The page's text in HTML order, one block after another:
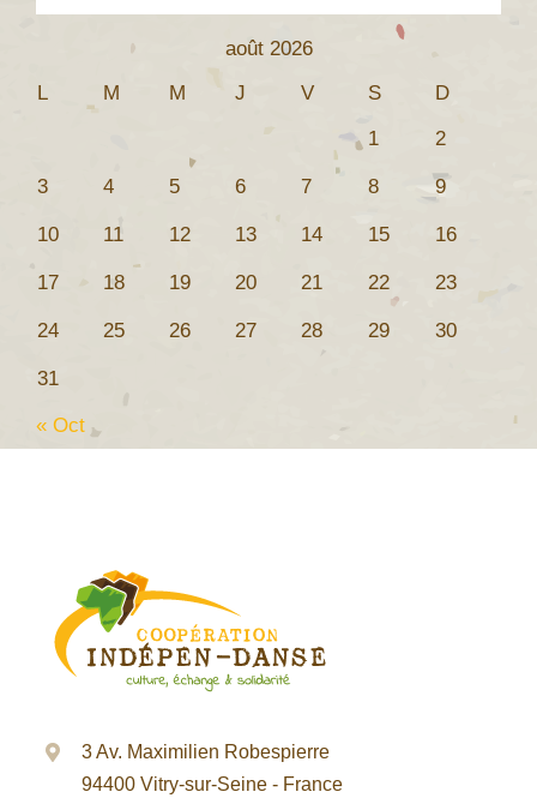
août 2026
L
M M J V S
D
1
2
3 4 5 6 7 8 9
10 11 12 13 14 15 16
17 18 19 20 21 22 23
24 25 26 27 28 29 30
31
« Oct
3 Av. Maximilien Robespierre
94400 Vitry-sur-Seine - France